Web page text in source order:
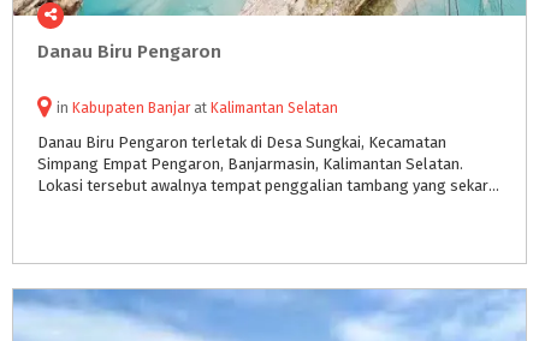
Danau Biru Pengaron
in Kabupaten Banjarat Kalimantan Selatan
Danau Biru Pengaron terletak di Desa Sungkai, Kecamatan
Simpang Empat Pengaron, Banjarmasin, Kalimantan Selatan.
Lokasi tersebut awalnya tempat penggalian tambang yang sekarang berubah menjadi danau super indah.